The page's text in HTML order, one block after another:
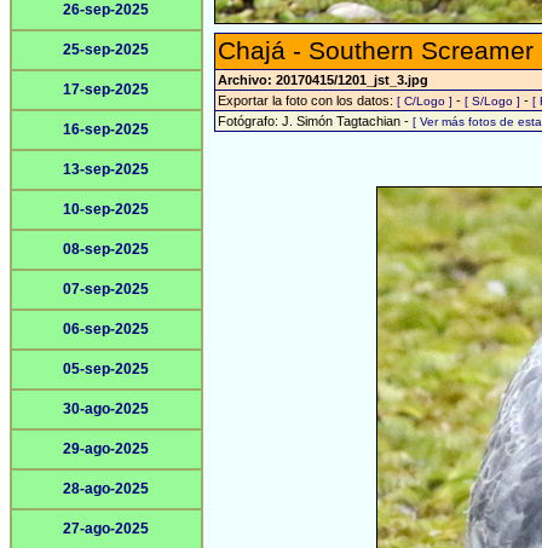
26-sep-2025
25-sep-2025
17-sep-2025
16-sep-2025
13-sep-2025
10-sep-2025
08-sep-2025
07-sep-2025
06-sep-2025
05-sep-2025
30-ago-2025
29-ago-2025
28-ago-2025
27-ago-2025
Chajá - Southern
Archivo: 20170415/1201_jst_3.jpg
Exportar la foto con los datos: [ C/Logo ] - [ S/Logo ] - [
Fotógrafo: J. Simón Tagtachian - [ Ver más fotos de